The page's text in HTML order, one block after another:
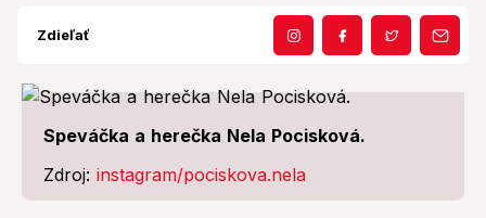
Zdieľať
Speváčka a herečka Nela Pocisková.
Zdroj: instagram/pociskova.nela